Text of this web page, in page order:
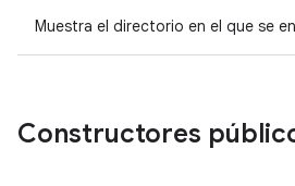
Muestra el directorio en el que se
Constructores